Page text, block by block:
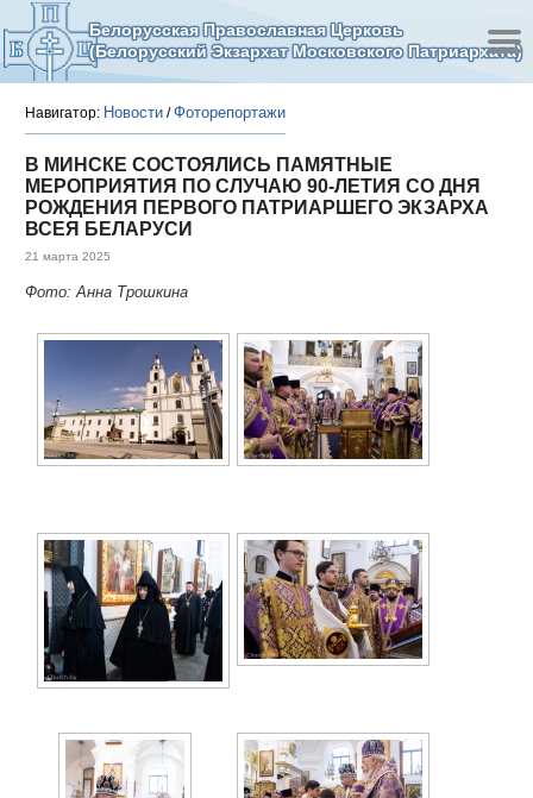
Белорусская Православная Церковь
(Белорусский Экзархат Московского Патриархата)
Навигатор: Новости /Фоторепортажи
В МИНСКЕ СОСТОЯЛИСЬ ПАМЯТНЫЕ
МЕРОПРИЯТИЯ ПО СЛУЧАЮ 90-ЛЕТИЯ СО ДНЯ
РОЖДЕНИЯ ПЕРВОГО ПАТРИАРШЕГО ЭКЗАРХА
ВСЕЯ БЕЛАРУСИ
21 марта 2025
Фото: Анна Трошкина